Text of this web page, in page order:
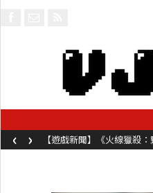
【遊戲新聞】《火線獵殺
容同時系舊作限時超平價折
‹ ›